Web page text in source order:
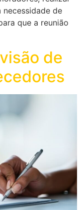
de
que a reunião
de